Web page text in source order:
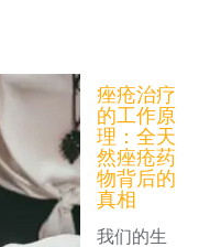
痤疮治疗
的工作原
理：全天
然痤疮药
物背后的
真相
我们的生